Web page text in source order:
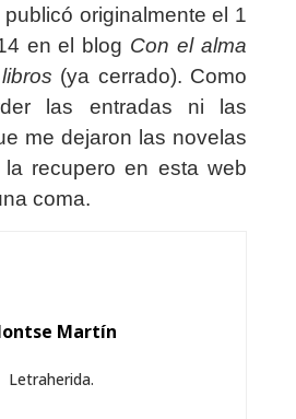
originalmente el 1
en el blog Con el alma
(ya cerrado). Como
las entradas ni las
me dejaron las novelas
recupero en esta web
coma.
Martín
Letraherida.